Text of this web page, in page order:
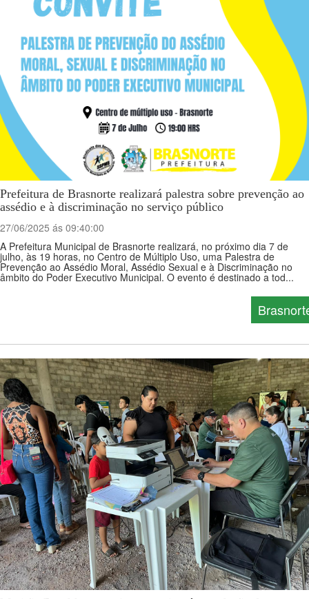
Prefeitura de Brasnorte realizará palestra sobre prevenção ao
assédio e à discriminação no serviço público
27/06/2025 ás 09:40:00
A Prefeitura Municipal de Brasnorte realizará, no próximo dia 7 de
julho, às 19 horas, no Centro de Múltiplo Uso, uma Palestra de
Prevenção ao Assédio Moral, Assédio Sexual e à Discriminação no
âmbito do Poder Executivo Municipal. O evento é destinado a tod...